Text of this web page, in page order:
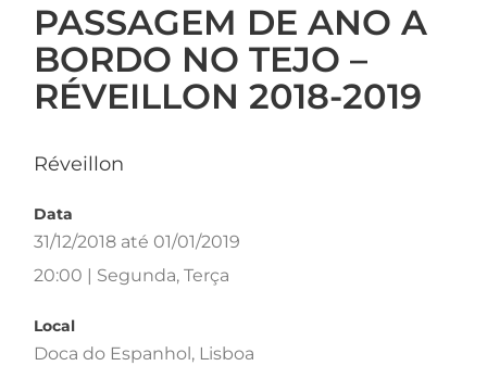
PASSAGEM DE ANO A
BORDO NO TEJO –
RÉVEILLON 2018-2019
Réveillon
Data
31/12/2018 até 01/01/2019
20:00 | Segunda, Terça
Local
Doca do Espanhol, Lisboa